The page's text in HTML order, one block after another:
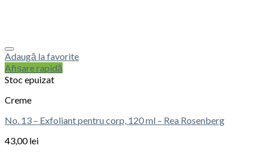
Adaugă la favorite
Afișare rapidă
Stoc epuizat
Creme
No. 13 – Exfoliant pentru corp, 120 ml – Rea Rosenberg
43,00lei